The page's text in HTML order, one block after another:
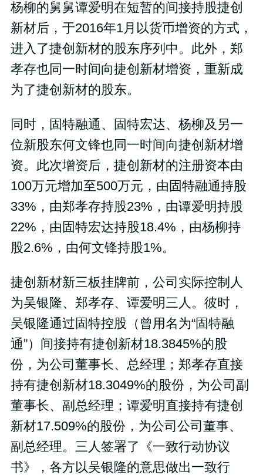
杨柳的舅舅谭爱明在短暂的间接持股捷创
新材后，于2016年1月以货币增资的方式，
进入了捷创新材的股东序列中。此外，郑
孝存也同一时间向捷创新材增资，重新成
为了捷创新材的股东。
同时，固特融通、固特宏达、杨柳及另一
位新股东何文锋也同一时间向捷创新材增
资。此次增资后，捷创新材的注册资本由
100万元增加至500万元，由固特融通持股
33%，由郑孝存持股23%，由谭爱明持股
22%，由固特宏达持股18.4%，由杨柳持
股2.6%，由何文锋持股1%。
捷创新材新三板挂牌前，公司实际控制人
为吴银隆、郑孝存、谭爱明三人。彼时，
吴银隆通过固特控股（曾用名为“固特融
通”）间接持有捷创新材18.3845%的股
份，为公司董事长、总经理；郑孝存直接
持有捷创新材18.3049%的股份，为公司副
董事长、副总经理；谭爱明直接持有捷创
新材17.509%的股份，为公司公司董事、
副总经理。三人签署了《一致行动协议
书》，各方以吴银隆的意思做出一致行